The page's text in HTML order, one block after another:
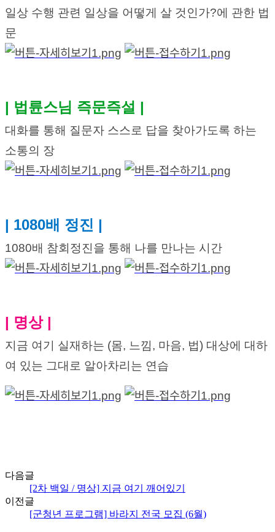
일상 수행 관련 일상을 어떻게 살 것인가?에 관한 법
문
| 법륜스님 즉문즉설 |
대화를 통해 질문자 스스로 답을 찾아가도록 하는
소통의 장
| 1080배 정진 |
1080배 참회정진을 통해 나를 만나는 시간
| 명상 |
지금 여기 실재하는 (몸, 느낌, 마음, 법) 대상에 대하
여 있는 그대로 알아차리는 연습
다음글
[2차 백일 / 명상] 지금 여기 깨어있기
이전글
[군청년 프로그램] 바라지 전국 모집 (6월)